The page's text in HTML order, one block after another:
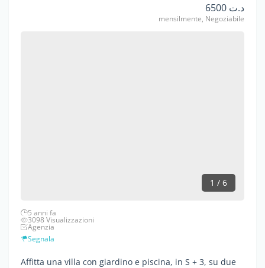
د.ت 6500
mensilmente, Negoziabile
1 / 6
5 anni fa
3098 Visualizzazioni
Agenzia
Segnala
Affitta una villa con giardino e piscina, in S + 3, su due